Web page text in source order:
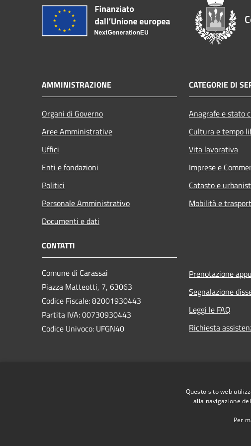
AMMINISTRAZIONE
Organi di Governo
Aree Amministrative
Uffici
Enti e fondazioni
Politici
Personale Amministrativo
Documenti e dati
CATEGORIE DI
Anagrafe e stato
Cultura e tempo
Vita lavorativa
Imprese e
Catasto e
Mobilità e
CONTATTI
Comune di Carassai
Piazza Matteotti, 7, 63063
Codice Fiscale: 82001930443
Partita IVA: 00730930443
Codice Univoco: UFGN40
Prenotazione
Segnalazione
Leggi le FAQ
Richiesta
Questo sito web
alla navigazione
Per